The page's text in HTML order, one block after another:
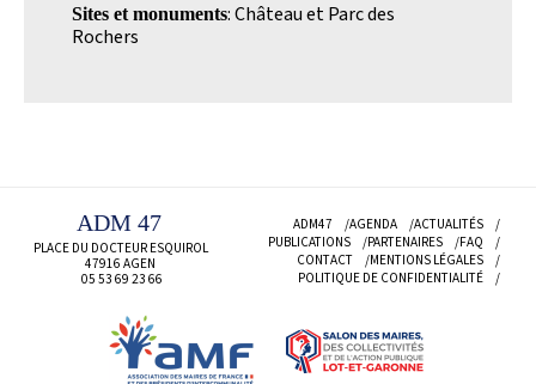
Sites et monuments: Château et Parc des
Rochers
ADM 47
PLACE DU DOCTEUR ESQUIROL
47916 AGEN
05 53 69 23 66
ADM47 AGENDA
ACTUALITÉS
PUBLICATIONS
PARTENAIRES
FAQ
CONTACT
MENTIONS LÉGALES
POLITIQUE DE CONFIDENTIALITÉ